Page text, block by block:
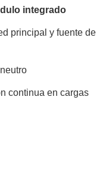
integrado
principal y fuente de
continua en cargas